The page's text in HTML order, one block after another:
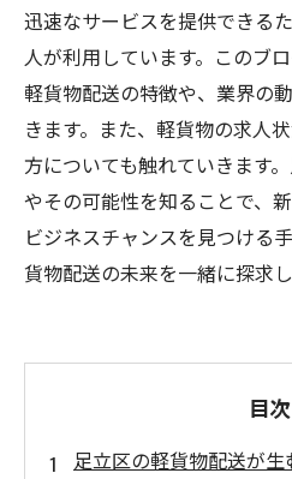
迅速なサービスを提供できる
人が利用しています。このブ
軽貨物配送の特徴や、業界の
きます。また、軽貨物の求人
方についても触れていきます
やその可能性を知ることで、
ビジネスチャンスを見つける
貨物配送の未来を一緒に探求
目次
足立区の軽貨物配送が